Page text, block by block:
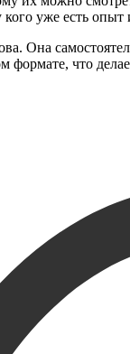
уже есть
Она
что